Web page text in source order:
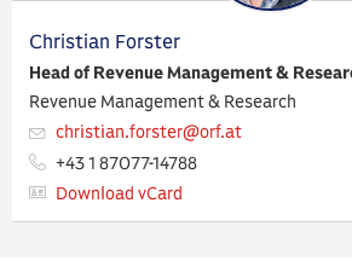
Christian Forster
Head of Revenue Management &
Revenue Management & Research
christian.forster​@orf.at
+43 1 87077-14788
Download vCard